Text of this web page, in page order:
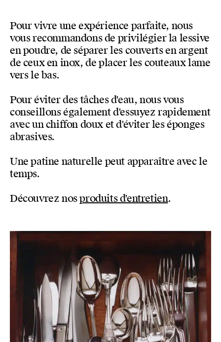
Pour vivre une expérience parfaite, nous
vous recommandons de privilégier la lessive
en poudre, de séparer les couverts en argent
de ceux en inox, de placer les couteaux lame
vers le bas.
Pour éviter des tâches d'eau, nous vous
conseillons également d'essuyez rapidement
avec un chiffon doux et d'éviter les éponges
abrasives.
Une patine naturelle peut apparaître avec le
temps.
Découvrez nosproduits d'entretien.